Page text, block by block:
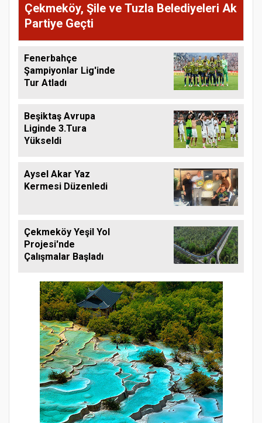
Çekmeköy, Şile ve Tuzla Belediyeleri Ak
Partiye Geçti
Fenerbahçe
Şampiyonlar Lig'inde
Tur Atladı
Beşiktaş Avrupa
Liginde 3.Tura
Yükseldi
Aysel Akar Yaz
Kermesi Düzenledi
Çekmeköy Yeşil Yol
Projesi'nde
Çalışmalar Başladı